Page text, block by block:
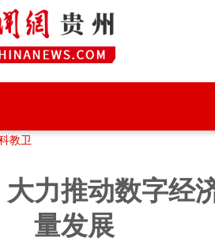
教卫
力推动数字经
量发展